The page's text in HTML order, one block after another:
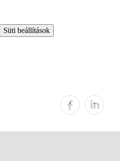
Süti beállítások